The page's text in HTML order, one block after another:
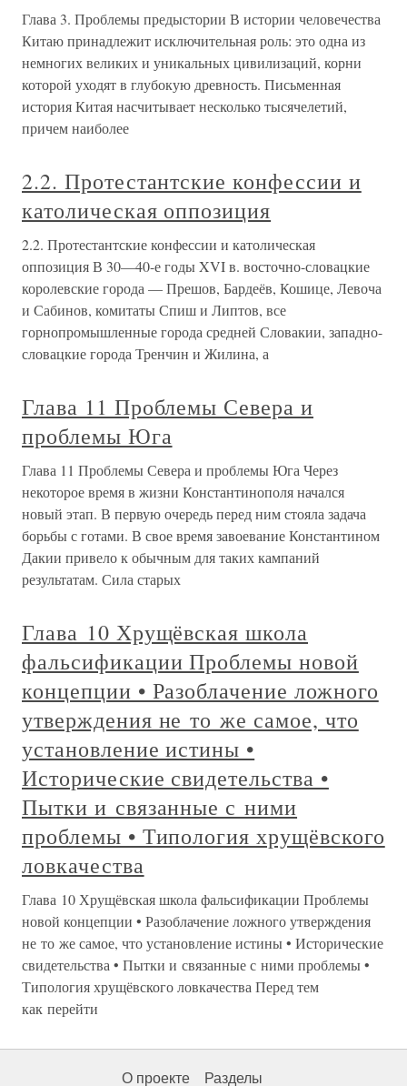
Глава 3. Проблемы предыстории В истории человечества
Китаю принадлежит исключительная роль: это одна из
немногих великих и уникальных цивилизаций, корни
которой уходят в глубокую древность. Письменная
история Китая насчитывает несколько тысячелетий,
причем наиболее
2.2. Протестантские конфессии и
католическая оппозиция
2.2. Протестантские конфессии и католическая
оппозиция В 30—40-е годы XVI в. восточно-словацкие
королевские города — Прешов, Бардеёв, Кошице, Левоча
и Сабинов, комитаты Спиш и Липтов, все
горнопромышленные города средней Словакии, западно-
словацкие города Тренчин и Жилина, а
Глава 11 Проблемы Севера и
проблемы Юга
Глава 11 Проблемы Севера и проблемы Юга Через
некоторое время в жизни Константинополя начался
новый этап. В первую очередь перед ним стояла задача
борьбы с готами. В свое время завоевание Константином
Дакии привело к обычным для таких кампаний
результатам. Сила старых
Глава 10 Хрущёвская школа
фальсификации Проблемы новой
концепции • Разоблачение ложного
утверждения не то же самое, что
установление истины •
Исторические свидетельства •
Пытки и связанные с ними
проблемы • Типология хрущёвского
ловкачества
Глава 10 Хрущёвская школа фальсификации Проблемы
новой концепции • Разоблачение ложного утверждения
не то же самое, что установление истины • Исторические
свидетельства • Пытки и связанные с ними проблемы •
Типология хрущёвского ловкачества Перед тем
как перейти
О проекте Разделы